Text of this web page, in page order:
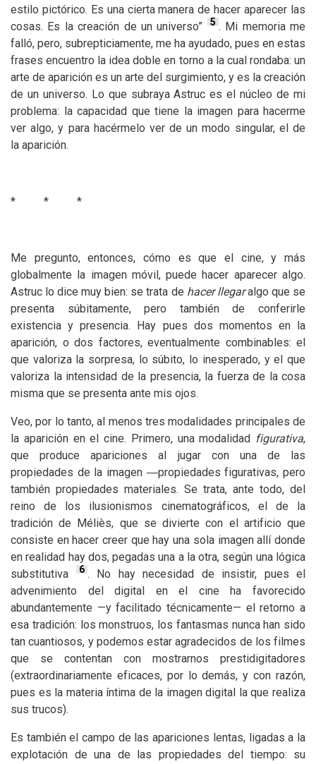
estilo pictórico. Es una cierta manera de hacer aparecer las
cosas. Es la creación de un universo”
5 . Mi memoria me
falló, pero, subrepticiamente, me ha ayudado, pues en estas
frases encuentro la idea doble en torno a la cual rondaba: un
arte de aparición es un arte del surgimiento, y es la creación
de un universo. Lo que subraya Astruc es el núcleo de mi
problema: la capacidad que tiene la imagen para hacerme
ver algo, y para hacérmelo ver de un modo singular, el de
la aparición.
* * *
Me pregunto, entonces, cómo es que el cine, y más
globalmente la imagen móvil, puede hacer aparecer algo.
Astruc lo dice muy bien: se trata de hacer llegaralgo que se
presenta súbitamente, pero también de conferirle
existencia y presencia. Hay pues dos momentos en la
aparición, o dos factores, eventualmente combinables: el
que valoriza la sorpresa, lo súbito, lo inesperado, y el que
valoriza la intensidad de la presencia, la fuerza de la cosa
misma que se presenta ante mis ojos.
Veo, por lo tanto, al menos tres modalidades principales de
la aparición en el cine. Primero, una modalidad figurativa,
que produce apariciones al jugar con una de las
propiedades de la imagen ―propiedades figurativas, pero
también propiedades materiales. Se trata, ante todo, del
reino de los ilusionismos cinematográficos, el de la
tradición de Méliès, que se divierte con el artificio que
consiste en hacer creer que hay una sola imagen allí donde
en realidad hay dos, pegadas una a la otra, según una lógica
substitutiva
6 . No hay necesidad de insistir, pues el
advenimiento del digital en el cine ha favorecido
abundantemente —y facilitado técnicamente— el retorno a
esa tradición: los monstruos, los fantasmas nunca han sido
tan cuantiosos, y podemos estar agradecidos de los filmes
que se contentan con mostrarnos prestidigitadores
(extraordinariamente eficaces, por lo demás, y con razón,
pues es la materia íntima de la imagen digital la que realiza
sus trucos).
Es también el campo de las apariciones lentas, ligadas a la
explotación de una de las propiedades del tiempo: su